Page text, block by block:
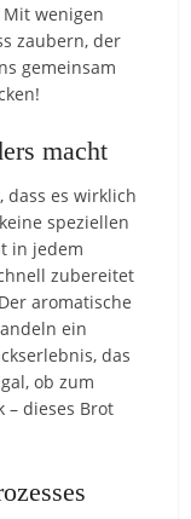
wenigen
zaubern, der
gemeinsam
macht
dass es wirklich
speziellen
in jedem
zubereitet
aromatische
ein
das
ob zum
– dieses Brot